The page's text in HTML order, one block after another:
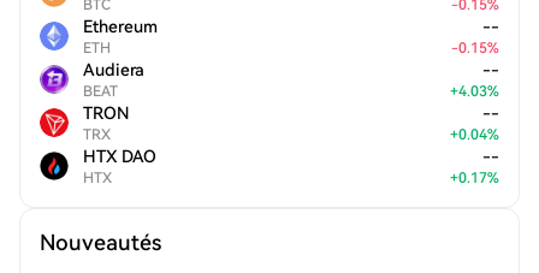
BTC -0.15%
Ethereum
ETH
--
-0.15%
Audiera
BEAT
--
+4.03%
TRON
TRX
--
+0.04%
HTX DAO
HTX
--
+0.17%
Nouveautés